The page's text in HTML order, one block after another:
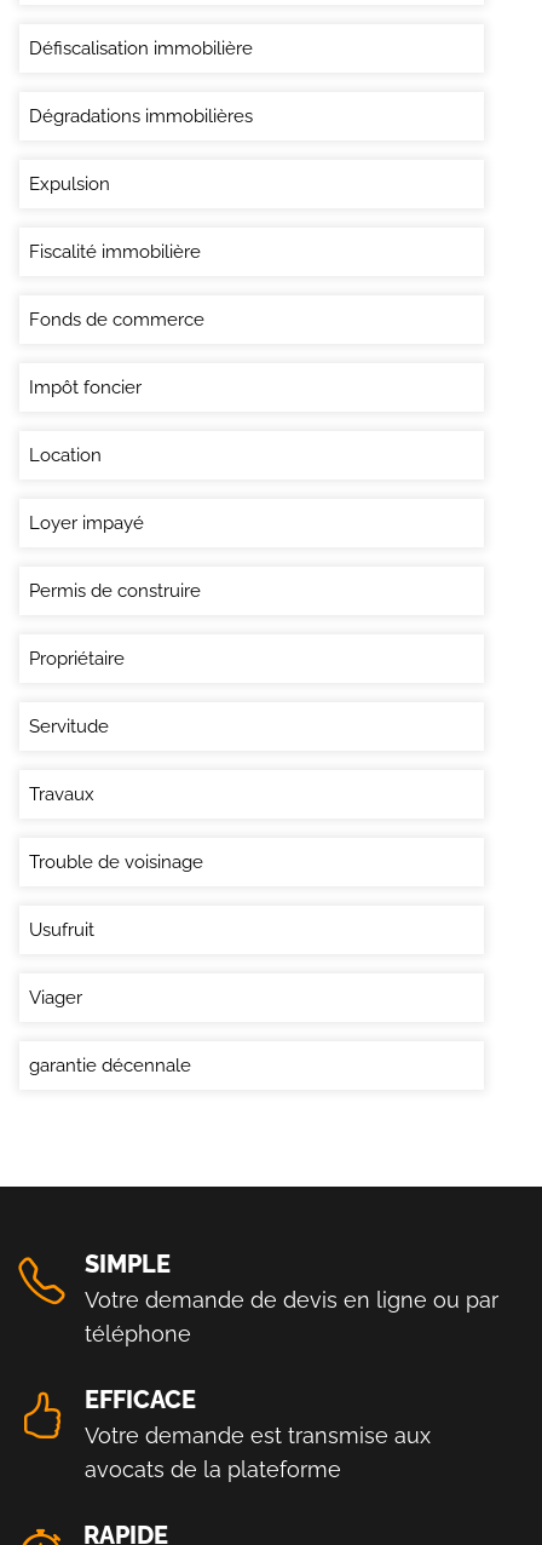
Défiscalisation immobilière
Dégradations immobilières
Expulsion
Fiscalité immobilière
Fonds de commerce
Impôt foncier
Location
Loyer impayé
Permis de construire
Propriétaire
Servitude
Travaux
Trouble de voisinage
Usufruit
Viager
garantie décennale
SIMPLE
Votre demande de devis en ligne ou par
téléphone
EFFICACE
Votre demande est transmise aux
avocats de la plateforme
RAPIDE